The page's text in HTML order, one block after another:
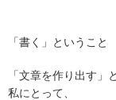
「書く」ということ
「文章を作り出す」
私にとって、